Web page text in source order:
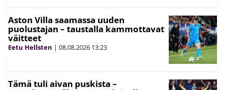
Aston Villa saamassa uuden
puolustajan – taustalla kammottavat
väitteet
Eetu Hellsten | 08.08.2026 13:23
Tämä tuli aivan puskista –